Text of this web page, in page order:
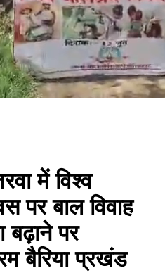
में विश्व
पर बाल विवाह
बढ़ाने पर
बैरिया प्रखंड